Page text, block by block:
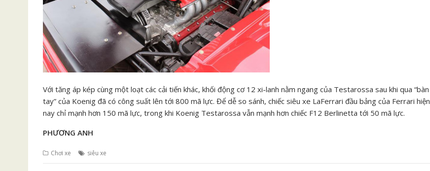
Với tăng áp kép cùng một loạt các cải tiến khác, khối động cơ 12 xi-lanh nằm ngang của Testarossa sau khi qua “bàn
tay” của Koenig đã có công suất lên tới 800 mã lực. Để dễ so sánh, chiếc siêu xe LaFerrari đầu bảng của Ferrari hiện
nay chỉ mạnh hơn 150 mã lực, trong khi Koenig Testarossa vẫn mạnh hơn chiếc F12 Berlinetta tới 50 mã lực.
PHƯƠNG ANH
Chơi xe siêu xe